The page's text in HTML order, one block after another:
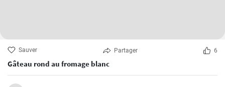
Sauver Partager 6
Gâteau rond au fromage blanc